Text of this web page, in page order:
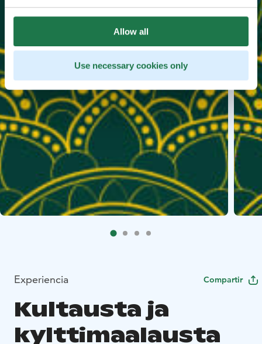
Allow all
Use necessary cookies only
Experiencia Compartir
Kultausta ja
kylttimaalausta